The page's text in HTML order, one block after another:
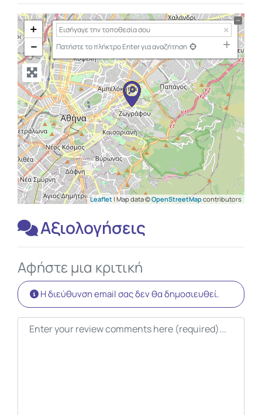
+
−
Πατήστε το πλήκτρο Enter για αναζήτηση
Leaflet| Map data ©OpenStreetMapcontributors
Αξιολογήσεις
Αφήστε μια κριτική
Η διεύθυνση email σας δεν θα δημοσιευθεί.
Κείμενο κριτικής